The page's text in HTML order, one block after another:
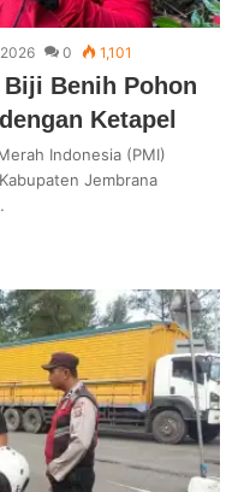
0 1,101
Biji Benih Pohon
Ketapel
Indonesia (PMI)
Jembrana